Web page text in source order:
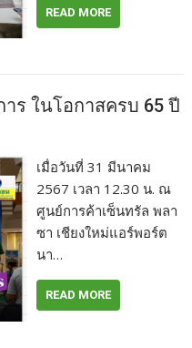
READ MORE
ร ในโอกาสครบ 65 ปี
เมื่อวันที่ 31 มีนาคม
2567 เวลา 12.30 น. ณ
ศูนย์การค้าเซ็นทรัล พลา
ซา เชียงใหม่แอร์พอร์ต
นา…
READ MORE